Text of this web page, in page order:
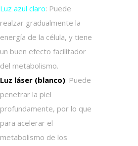
Luz azul claro: Puede
realzar gradualmente la
energía de la célula, y tiene
un buen efecto facilitador
del metabolismo.
Luz láser (blanco): Puede
penetrar la piel
profundamente, por lo que
para acelerar el
metabolismo de los